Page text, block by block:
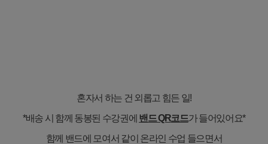
혼자서 하는 건 외롭고 힘든 일!
*배송 시 함께 동봉된 수강권에 밴드QR코드가 들어있어요*
함께 밴드에 모여서 같이 온라인 수업 들으면서